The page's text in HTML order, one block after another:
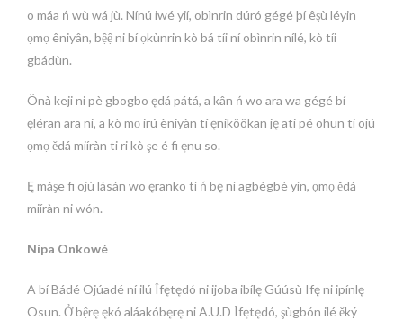
o máa ń wù wá jù. Nínú iwé yií, obìnrin dúró gégé þí êşù léyin
ọmọ êniyân, bệệ ni bí ọkùnrin kò bá tíi ní obìnrin nílé, kò tíi
gbádùn.
Önà keji ni pè gbogbo ędá pátá, a kân ń wo ara wa gégé bí
ęléran ara ni, a kò mọ irú èniyàn tí ęniköökan ję ati pé ohun ti ojú
ọmọ ědá miíràn ti ri kò şe é fi ęnu so.
Ę máşe fi ojú lásán wo ęranko tí ń bę ní agbègbè yín, ọmọ ědá
miíràn ni wón.
Nípa Onkowé
A bí Bádé Ojúadé ní ilú Îfętędó ni ijoba ibílę Gúúsù Ifę ni ipínlę
Osun. Ở bệrę ękó aláakóbęrę ni A.U.D Îfętędó, şùgbón ilé ěký